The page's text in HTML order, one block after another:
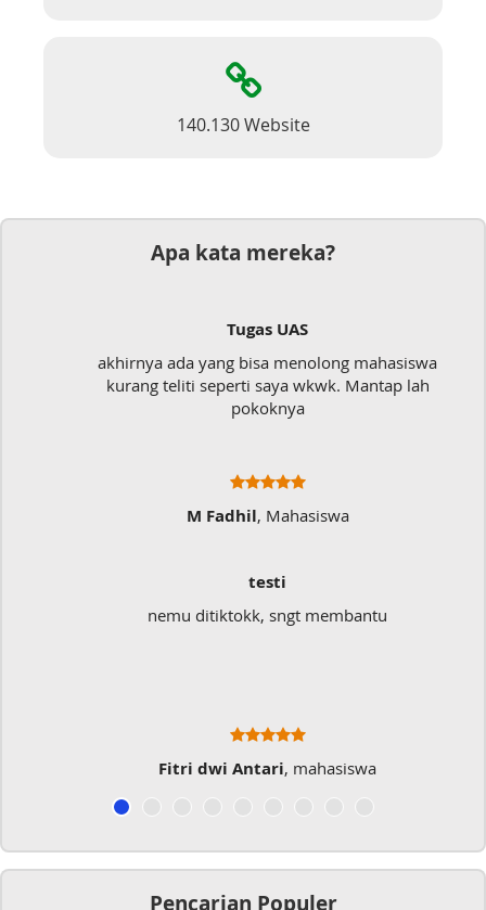
140.130 Website
Apa kata mereka?
Tugas UAS
akhirnya ada yang bisa menolong mahasiswa
kurang teliti seperti saya wkwk. Mantap lah
pokoknya
M Fadhil, Mahasiswa
testi
nemu ditiktokk, sngt membantu
Fitri dwi Antari, mahasiswa
Pencarian Populer